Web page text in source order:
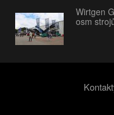
Wirtgen
osm